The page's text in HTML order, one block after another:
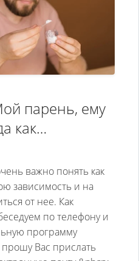
парень, ему
как
опий
возможно ли
да то
период
стоит
важно понять как
зависимость и на
от нее. Как
по телефону и
программу
Вас прислать